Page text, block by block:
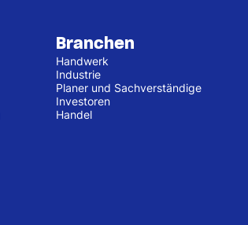
Branchen
Handwerk
Industrie
Planer und Sachverständige
Investoren
Handel